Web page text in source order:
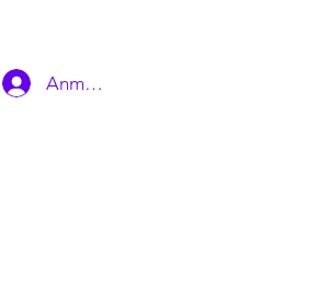
Anmelden